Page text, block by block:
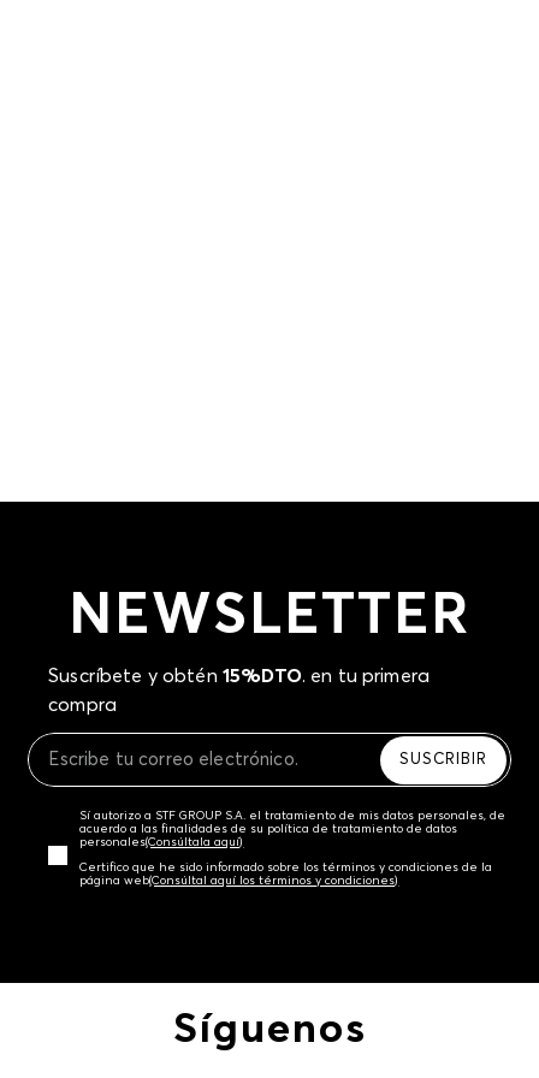
NEWSLETTER
Suscríbete y obtén 15%DTO. en tu primera
compra
SUSCRIBIR
Sí autorizo a STF GROUP S.A. el tratamiento de mis datos personales, de
acuerdo a las finalidades de su política de tratamiento de datos
personales‎(Consúltala aquí)
Certifico que he sido informado sobre los términos y condiciones de la
página web‎(Consúltal aquí los términos y condiciones)
Síguenos